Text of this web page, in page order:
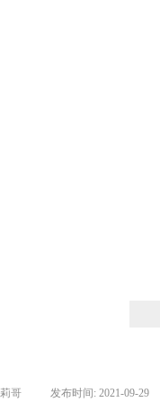
哥 发布时间: 2021-09-29